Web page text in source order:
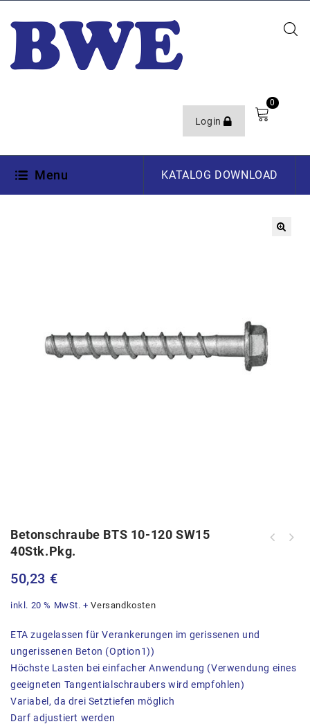
Login
0
Menu KATALOG DOWNLOAD
Betonschraube BTS 10-120 SW15
40Stk.Pkg.
50,23 €
inkl. 20 % MwSt. +Versandkosten
ETA zugelassen für Verankerungen im gerissenen und
ungerissenen Beton (Option1))
Höchste Lasten bei einfacher Anwendung (Verwendung eines
geeigneten Tangentialschraubers wird empfohlen)
Variabel, da drei Setztiefen möglich
Darf adjustiert werden